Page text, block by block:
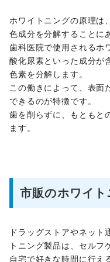
ホワイトニングの原理は
色成分を分解することに
歯科医院で使用されるホ
酸化尿素といった成分が
色素を分解します。
この働きによって、表面
できるのが特徴です。
歯を削らずに、もともと
ます。
市販のホワイ
ドラッグストアやネット
トニング製品は、セルフ
自宅で好きな時間に行え